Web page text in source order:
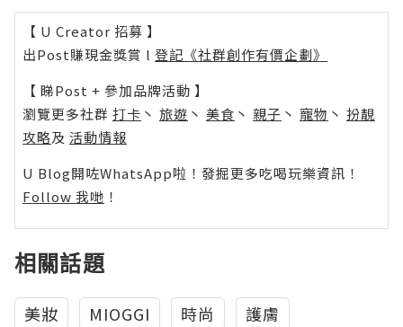
【 U Creator 招募 】
出Post賺現金獎賞 l 登記《社群創作有價企劃》
【 睇Post + 參加品牌活動 】
瀏覽更多社群 打卡 丶 旅遊 丶 美食 丶 親子 丶 寵物 丶 扮靚
攻略及 活動情報
U Blog開咗WhatsApp啦！發掘更多吃喝玩樂資訊！
Follow 我哋 ！
相關話題
美妝 MIOGGI 時尚
護膚